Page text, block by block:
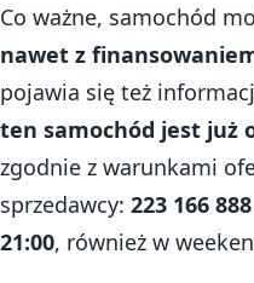
Co ważne, samochód
nawet z
pojawia się też
ten samochód jest już
zgodnie z warunkami
sprzedawcy: 223 166 888
21:00, również w